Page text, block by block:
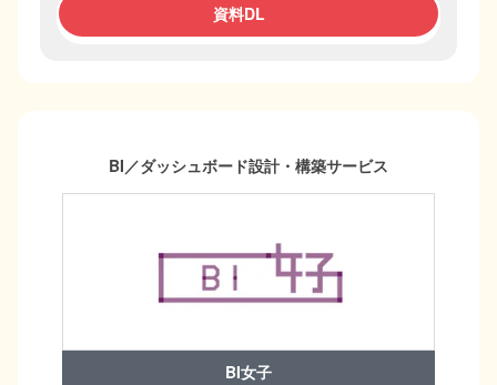
資料DL
BI／ダッシュボード設計・構築サービス
BI女子